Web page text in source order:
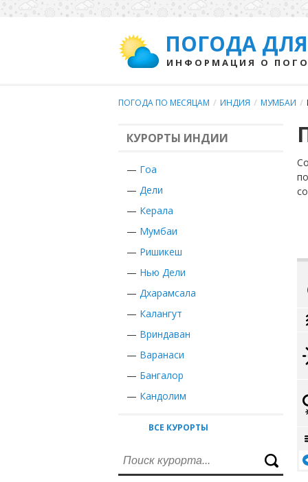
ПОГОДА
ИНФОРМАЦИЯ О
ПОГОДА ПО МЕСЯЦАМ / ИНДИЯ / МУМБАИ /
КУРОРТЫ ИНДИИ
— Гоа
— Дели
— Керала
— Мумбаи
— Ришикеш
— Нью Дели
— Дхарамсала
— Калангут
— Вриндаван
— Варанаси
— Бангалор
— Кандолим
ВСЕ КУРОРТЫ